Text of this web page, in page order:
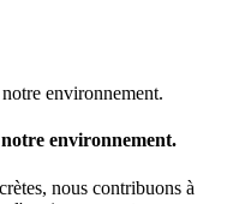
environnement.
nous contribuons à